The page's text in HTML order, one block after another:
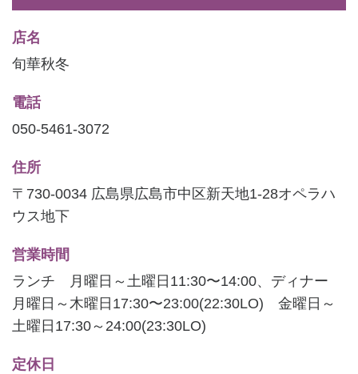
店名
旬華秋冬
電話
050-5461-3072
住所
〒730-0034 広島県広島市中区新天地1-28オペラハ
ウス地下
営業時間
ランチ 月曜日～土曜日11:30〜14:00、ディナー
月曜日～木曜日17:30〜23:00(22:30LO) 金曜日～
土曜日17:30～24:00(23:30LO)
定休日